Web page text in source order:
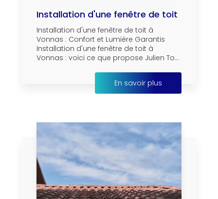
Installation d'une fenêtre de toit
Installation d'une fenêtre de toit à
Vonnas : Confort et Lumière Garantis
Installation d'une fenêtre de toit à
Vonnas : voici ce que propose Julien To...
En savoir plus